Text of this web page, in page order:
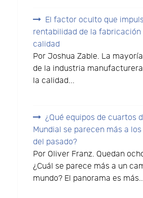
El factor oculto que
rentabilidad de la fabricación
calidad
Por Joshua Zable. La
de la industria
la calidad...
¿Qué equipos de cuartos
Mundial se parecen más a
del pasado?
Por Oliver Franz. Quedan
¿Cuál se parece más a un
mundo? El panorama es